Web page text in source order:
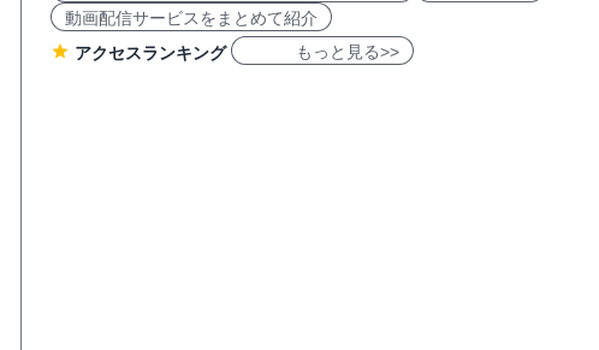
動画配信サービスをまとめて紹介
アクセスランキング
もっと見る>>